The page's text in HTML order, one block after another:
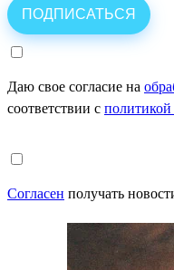
Даю свое согласие на
соответствии с
Согласен получать